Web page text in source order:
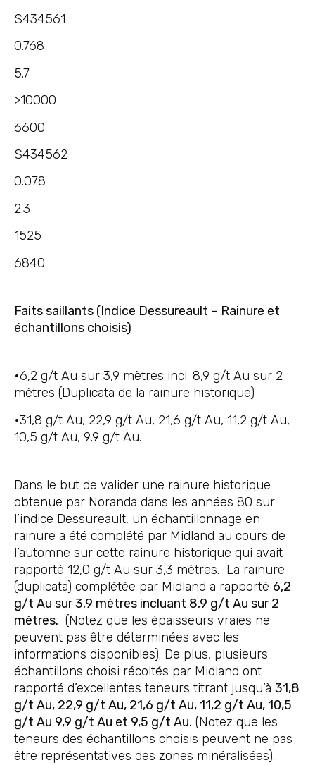
S434561
0.768
5.7
>10000
6600
S434562
0.078
2.3
1525
6840
Faits saillants (Indice Dessureault – Rainure et
échantillons choisis)
•6,2 g/t Au sur 3,9 mètres incl. 8,9 g/t Au sur 2
mètres (Duplicata de la rainure historique)
•31,8 g/t Au, 22,9 g/t Au, 21,6 g/t Au, 11,2 g/t Au,
10,5 g/t Au, 9,9 g/t Au.
Dans le but de valider une rainure historique
obtenue par Noranda dans les années 80 sur
l’indice Dessureault, un échantillonnage en
rainure a été complété par Midland au cours de
l’automne sur cette rainure historique qui avait
rapporté 12,0 g/t Au sur 3,3 mètres. La rainure
(duplicata) complétée par Midland a rapporté 6,2
g/t Au sur 3,9 mètres incluant 8,9 g/t Au sur 2
mètres. (Notez que les épaisseurs vraies ne
peuvent pas être déterminées avec les
informations disponibles). De plus, plusieurs
échantillons choisi récoltés par Midland ont
rapporté d’excellentes teneurs titrant jusqu’à 31,8
g/t Au, 22,9 g/t Au, 21,6 g/t Au, 11,2 g/t Au, 10,5
g/t Au 9,9 g/t Au et 9,5 g/t Au. (Notez que les
teneurs des échantillons choisis peuvent ne pas
être représentatives des zones minéralisées).